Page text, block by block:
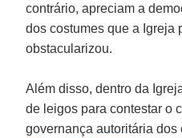
contrário, apreciam a
dos costumes que a Igreja
obstacularizou.
Além disso, dentro da
de leigos para contestar o
governança autoritária dos